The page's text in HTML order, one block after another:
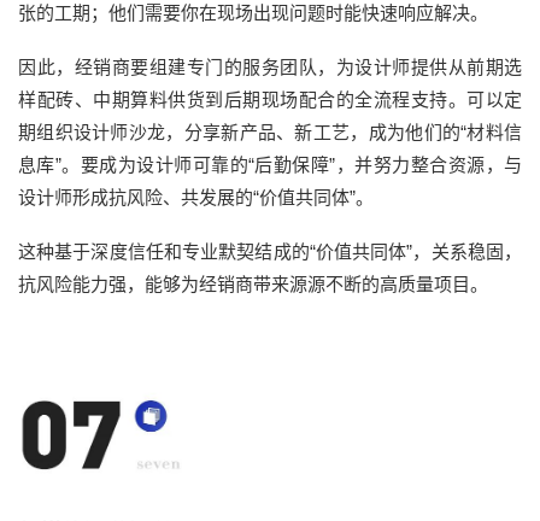
张的工期；他们需要你在现场出现问题时能快速响应解决。
因此，经销商要组建专门的服务团队，为设计师提供从前期选
样配砖、中期算料供货到后期现场配合的全流程支持。可以定
期组织设计师沙龙，分享新产品、新工艺，成为他们的“材料信
息库”。要成为设计师可靠的“后勤保障”，并努力整合资源，与
设计师形成抗风险、共发展的“价值共同体”。
这种基于深度信任和专业默契结成的“价值共同体”，关系稳固，
抗风险能力强，能够为经销商带来源源不断的高质量项目。